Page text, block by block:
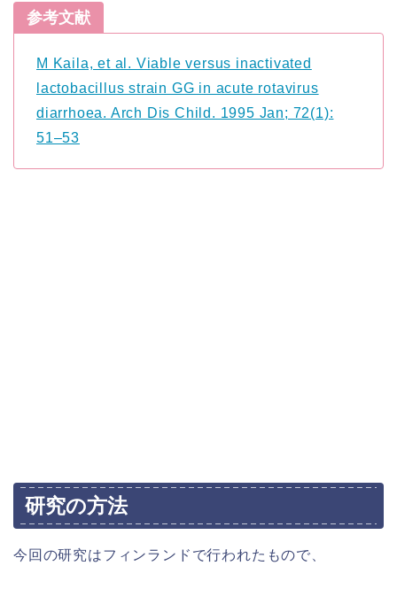
参考文献
M Kaila, et al. Viable versus inactivated
lactobacillus strain GG in acute rotavirus
diarrhoea. Arch Dis Child. 1995 Jan; 72(1):
51–53
研究の方法
今回の研究はフィンランドで行われたもので、